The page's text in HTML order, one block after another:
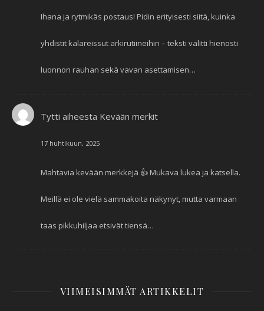
Ihana ja rytmikäs postaus! Pidin erityisesti siitä, kuinka
yhdistit kalareissut arkirutiineihin – teksti välitti hienosti
luonnon rauhan sekä vavan asettamisen…
Tytti aiheesta Kevään merkit
17 huhtikuun, 2025
Mahtavia kevään merkkejä 👍 Mukava lukea ja katsella.
Meillä ei ole vielä sammakoita näkynyt, mutta varmaan
taas pikkuhiljaa etsivät tiensä…
VIIMEISIMMÄT ARTIKKELIT